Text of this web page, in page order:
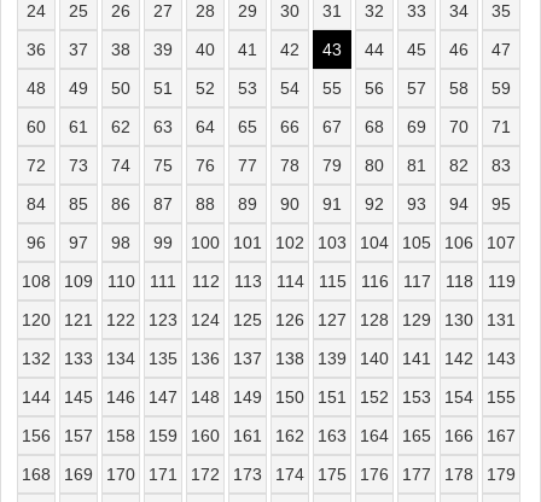
24
25 26 27 28 29 30 31 32 33 34
35
36
37 38 39 40 41 42 43 44 45 46
47
48
49 50 51 52 53 54 55 56 57 58
59
60
61 62 63 64 65 66 67 68 69 70
71
72
73 74 75 76 77 78 79 80 81 82
83
84
85 86 87 88 89 90 91 92 93 94
95
96
97 98 99 100 101 102 103 104 105 106
107
108
109 110 111 112 113 114 115 116 117 118
119
120
121 122 123 124 125 126 127 128 129 130
131
132
133 134 135 136 137 138 139 140 141 142
143
144
145 146 147 148 149 150 151 152 153 154
155
156
157 158 159 160 161 162 163 164 165 166
167
168
169 170 171 172 173 174 175 176 177 178
179